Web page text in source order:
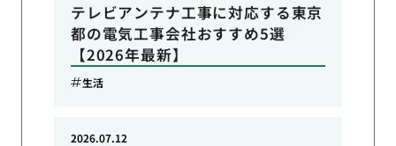
テレビアンテナ工事に対応する東京
都の電気工事会社おすすめ5選
【2026年最新】
生活
2026.07.12